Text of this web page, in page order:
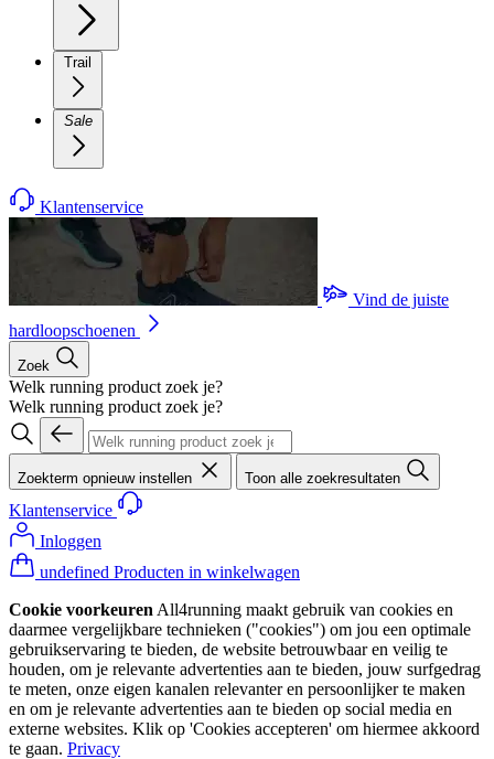
Trail
Sale
Klantenservice
Vind de juiste
hardloopschoenen
Zoek
Welk running product zoek je?
Welk running product zoek je?
Zoekterm opnieuw instellen Toon alle zoekresultaten
Klantenservice
Inloggen
undefined Producten in winkelwagen
Cookie voorkeuren All4running maakt gebruik van cookies en
daarmee vergelijkbare technieken ("cookies") om jou een optimale
gebruikservaring te bieden, de website betrouwbaar en veilig te
houden, om je relevante advertenties aan te bieden, jouw surfgedrag
te meten, onze eigen kanalen relevanter en persoonlijker te maken
en om je relevante advertenties aan te bieden op social media en
externe websites. Klik op 'Cookies accepteren' om hiermee akkoord
te gaan. Privacy